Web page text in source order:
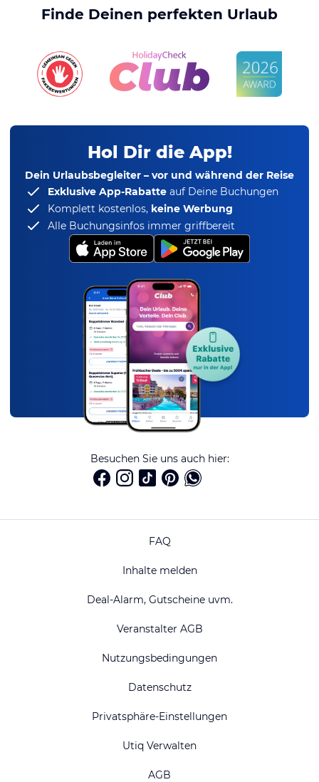
Finde Deinen perfekten Urlaub
Hol Dir die App!
Dein Urlaubsbegleiter – vor und während der Reise
Exklusive App-Rabatte auf Deine Buchungen
Komplett kostenlos, keine Werbung
Alle Buchungsinfos immer griffbereit
Besuchen Sie uns auch hier:
FAQ
Inhalte melden
Deal-Alarm, Gutscheine uvm.
Veranstalter AGB
Nutzungsbedingungen
Datenschutz
Privatsphäre-Einstellungen
Utiq Verwalten
AGB